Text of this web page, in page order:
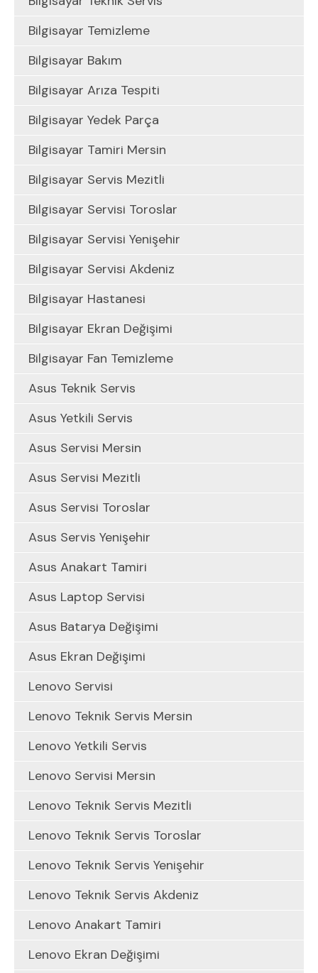
Bilgisayar Temizleme
Bilgisayar Bakım
Bilgisayar Arıza Tespiti
Bilgisayar Yedek Parça
Bilgisayar Tamiri Mersin
Bilgisayar Servis Mezitli
Bilgisayar Servisi Toroslar
Bilgisayar Servisi Yenişehir
Bilgisayar Servisi Akdeniz
Bilgisayar Hastanesi
Bilgisayar Ekran Değişimi
Bilgisayar Fan Temizleme
Asus Teknik Servis
Asus Yetkili Servis
Asus Servisi Mersin
Asus Servisi Mezitli
Asus Servisi Toroslar
Asus Servis Yenişehir
Asus Anakart Tamiri
Asus Laptop Servisi
Asus Batarya Değişimi
Asus Ekran Değişimi
Lenovo Servisi
Lenovo Teknik Servis Mersin
Lenovo Yetkili Servis
Lenovo Servisi Mersin
Lenovo Teknik Servis Mezitli
Lenovo Teknik Servis Toroslar
Lenovo Teknik Servis Yenişehir
Lenovo Teknik Servis Akdeniz
Lenovo Anakart Tamiri
Lenovo Ekran Değişimi